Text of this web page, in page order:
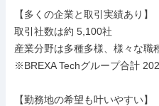
【多くの企業と取引実績あり】
取引社数は約 5,100社
産業分野は多種多様、様々な職
※BREXA Techグループ合計
【勤務地の希望も叶いやすい】